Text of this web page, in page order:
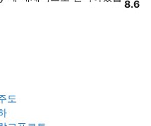
8.6
도